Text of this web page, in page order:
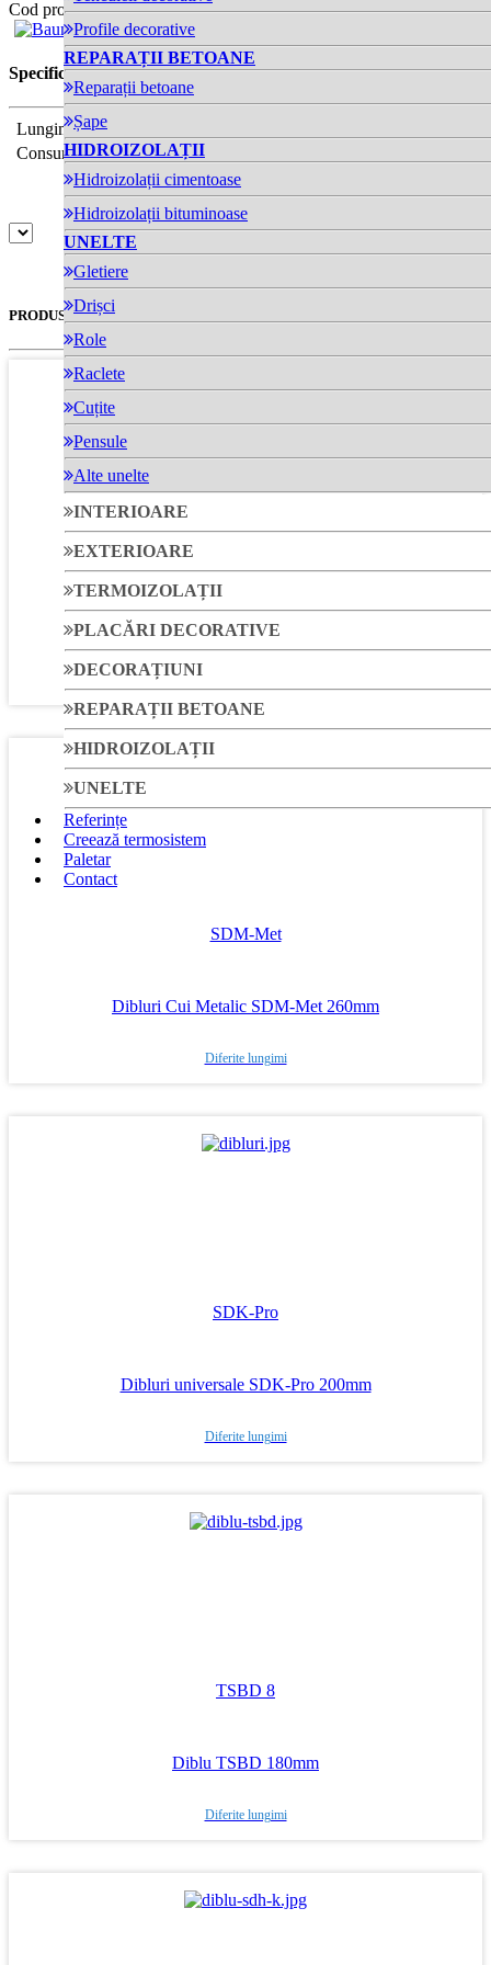
Profile decorative
REPARAȚII BETOANE
Reparații betoane
Șape
HIDROIZOLAȚII
Hidroizolații cimentoase
Hidroizolații bituminoase
UNELTE
Gletiere
Drișci
Role
Raclete
Cuțite
Pensule
Alte unelte
INTERIOARE
EXTERIOARE
TERMOIZOLAȚII
PLACĂRI DECORATIVE
DECORAȚIUNI
REPARAȚII BETOANE
HIDROIZOLAȚII
UNELTE
Referințe
Creează termosistem
Paletar
Contact
Diferite lungimi:
Cod produs: 37209pret-partener:
Specificații tehnice
Lungime (mm)
Consum
4 - 5 buc/m²
PRODUSE SIMILARE
Diblu TSD 8 140mm cui metalic
SDM-Met
Dibluri Cui Metalic SDM-Met 260mm
Diferite lungimi
SDK-Pro
Dibluri universale SDK-Pro 200mm
Diferite lungimi
TSBD 8
Diblu TSBD 180mm
Diferite lungimi